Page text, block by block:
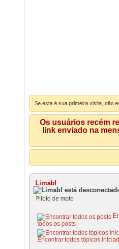
Se esta é sua primeira visita, não
Os usuários recém
link enviado na
Limabl
Piloto de moto
todos os posts
Encontrar todos tópicos